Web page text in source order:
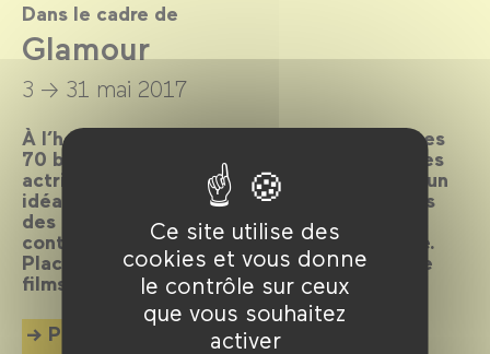
Ce site utilise des
cookies et vous donne
le contrôle sur ceux
que vous souhaitez
activer
Dans le cadre de
Glamour
3 → 31 mai 2017
À l’heure où le Festival de Cannes souffle ses
70 bougies, le Forum des images célèbre ces
actrices et acteurs qui sont l’incarnation d’un
idéal esthétique : les stars hollywoodiennes
des années 30 à 50 et les icônes
contemporaines qui entretiennent le mythe.
Place au glamour à travers une sélection de
films, forcément sublimes !
Plus d'info